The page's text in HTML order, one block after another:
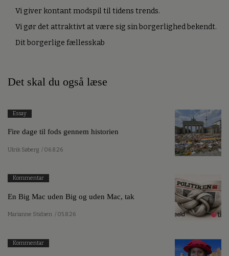
Vi giver kontant modspil til tidens trends.
Vi gør det attraktivt at være sig sin borgerlighed bekendt.
Dit borgerlige fællesskab
Det skal du også læse
Essay
Fire dage til fods gennem historien
Ulrik Søberg / 06.8.26
Kommentar
En Big Mac uden Big og uden Mac, tak
Marianne Stidsen / 05.8.26
Kommentar